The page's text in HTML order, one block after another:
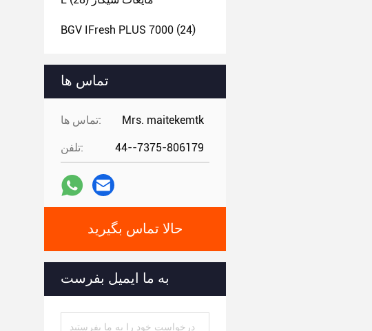
BGV IFresh PLUS 7000 (24)
تماس ها
تماس ها: Mrs. maitekemtk
تلفن: 44--7375-806179
حالا تماس بگیرید
به ما ایمیل بفرست